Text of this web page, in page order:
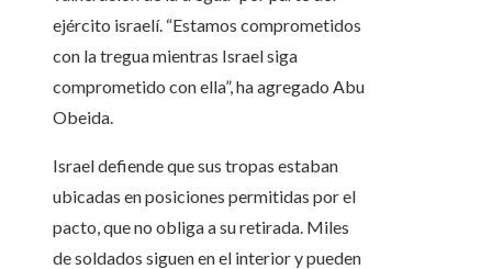
ejército israelí. “Estamos comprometidos
con la tregua mientras Israel siga
comprometido con ella”, ha agregado Abu
Obeida.
Israel defiende que sus tropas estaban
ubicadas en posiciones permitidas por el
pacto, que no obliga a su retirada. Miles
de soldados siguen en el interior y pueden